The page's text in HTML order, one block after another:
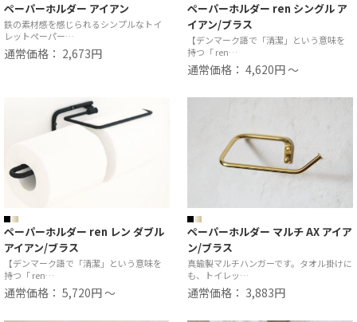
ペーパーホルダー アイアン
鉄の素材感を感じられるシンプルなトイ
レットペーパー…
通常価格： 2,673円
ペーパーホルダー ren シングル ア
イアン/ブラス
【デンマーク語で「清潔」という意味を
持つ「 ren…
通常価格： 4,620円 ～
ペーパーホルダー ren レン ダブル
アイアン/ブラス
【デンマーク語で「清潔」という意味を
持つ「 ren…
通常価格： 5,720円 ～
ペーパーホルダー マルチ AX アイア
ン/ブラス
真鍮製マルチハンガーです。タオル掛けに
も、トイレッ…
通常価格： 3,883円